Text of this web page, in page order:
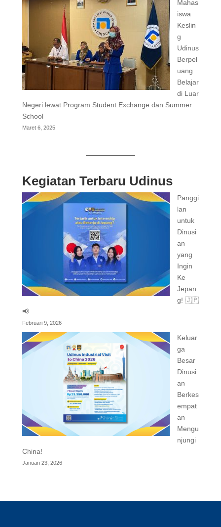
Mahas
iswa
Keslin
g
Udinus
Berpel
uang
Belajar
di Luar
Negeri lewat Program Student Exchange dan Summer
School
Maret 6, 2025
Kegiatan Terbaru Udinus
Panggi
lan
untuk
Dinusi
an
yang
Ingin
Ke
Jepan
g! 🇯🇵
📢
Februari 9, 2026
Keluar
ga
Besar
Dinusi
an
Berkes
empat
an
Mengu
njungi
China!
Januari 23, 2026